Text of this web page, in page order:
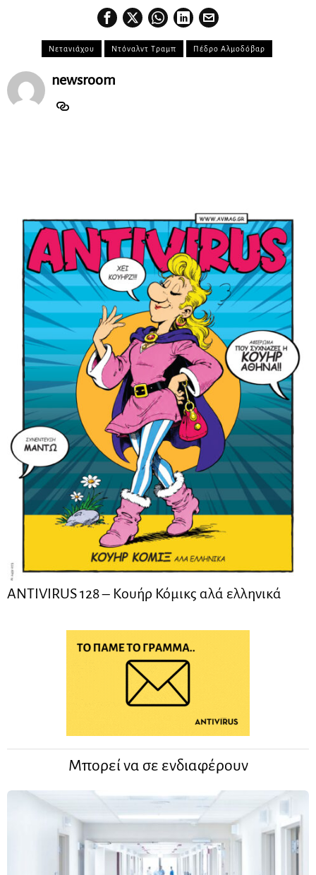
Νετανιάχου Ντόναλντ Τραμπ Πέδρο Αλμοδόβαρ
newsroom
ANTIVIRUS 128 – Kουήρ Κόμικς αλά ελληνικά
Μπορεί να σε ενδιαφέρουν